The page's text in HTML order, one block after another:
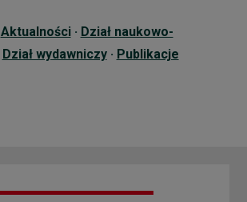
Aktualności· Dział naukowo-
Dział wydawniczy· Publikacje